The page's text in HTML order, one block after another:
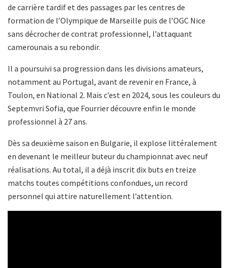
de carrière tardif et des passages par les centres de
formation de l’Olympique de Marseille puis de l’OGC Nice
sans décrocher de contrat professionnel, l’attaquant
camerounais a su rebondir.
Il a poursuivi sa progression dans les divisions amateurs,
notamment au Portugal, avant de revenir en France, à
Toulon, en National 2. Mais c’est en 2024, sous les couleurs du
Septemvri Sofia, que Fourrier découvre enfin le monde
professionnel à 27 ans.
Dès sa deuxième saison en Bulgarie, il explose littéralement
en devenant le meilleur buteur du championnat avec neuf
réalisations. Au total, il a déjà inscrit dix buts en treize
matchs toutes compétitions confondues, un record
personnel qui attire naturellement l’attention.